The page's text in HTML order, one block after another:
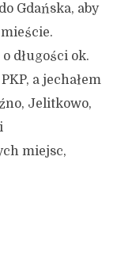
Gdańska, aby
długości ok.
a jechałem
Jelitkowo,
miejsc,